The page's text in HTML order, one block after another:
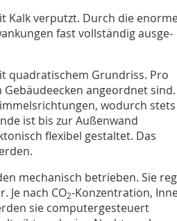
Kalk verputzt. Durch die
fast vollständig ausge­
quadratischem Grundriss. Pro
angeordnet sind.
wodurch stets
ist bis zur Außenwand
flexibel gestaltet. Das
mechanisch betrieben. Sie
Je nach CO2-Konzentration,
sie computergesteuert